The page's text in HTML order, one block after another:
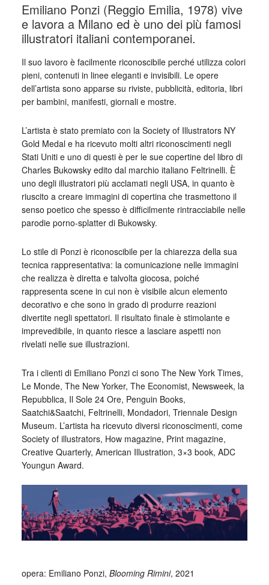
Emiliano Ponzi (Reggio Emilia, 1978) vive
e lavora a Milano ed è uno dei più famosi
illustratori italiani contemporanei.
Il suo lavoro è facilmente riconoscibile perché utilizza colori
pieni, contenuti in linee eleganti e invisibili. Le opere
dell’artista sono apparse su riviste, pubblicità, editoria, libri
per bambini, manifesti, giornali e mostre.
L’artista è stato premiato con la Society of Illustrators NY
Gold Medal e ha ricevuto molti altri riconoscimenti negli
Stati Uniti e uno di questi è per le sue copertine del libro di
Charles Bukowsky edito dal marchio italiano Feltrinelli. È
uno degli illustratori più acclamati negli USA, in quanto è
riuscito a creare immagini di copertina che trasmettono il
senso poetico che spesso è difficilmente rintracciabile nelle
parodie porno-splatter di Bukowsky.
Lo stile di Ponzi è riconoscibile per la chiarezza della sua
tecnica rappresentativa: la comunicazione nelle immagini
che realizza è diretta e talvolta giocosa, poiché
rappresenta scene in cui non è visibile alcun elemento
decorativo e che sono in grado di produrre reazioni
divertite negli spettatori. Il risultato finale è stimolante e
imprevedibile, in quanto riesce a lasciare aspetti non
rivelati nelle sue illustrazioni.
Tra i clienti di Emiliano Ponzi ci sono The New York Times,
Le Monde, The New Yorker, The Economist, Newsweek, la
Repubblica, Il Sole 24 Ore, Penguin Books,
Saatchi&Saatchi, Feltrinelli, Mondadori, Triennale Design
Museum. L’artista ha ricevuto diversi riconoscimenti, come
Society of illustrators, How magazine, Print magazine,
Creative Quarterly, American Illustration, 3×3 book, ADC
Youngun Award.
opera: Emiliano Ponzi, Blooming Rimini, 2021